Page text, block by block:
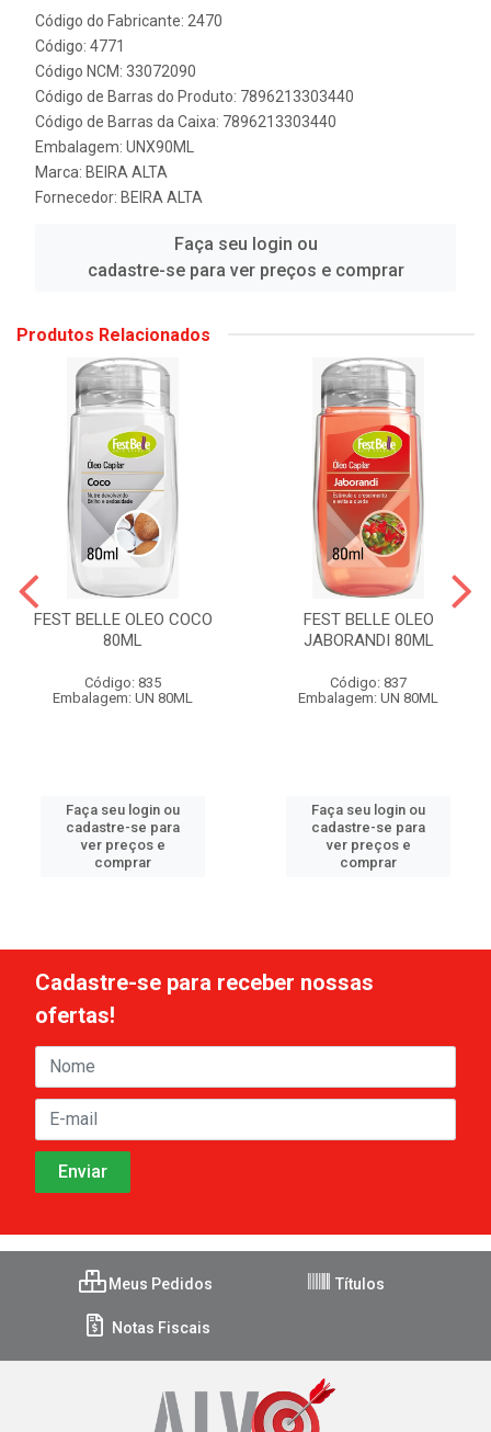
Código do Fabricante: 2470
Código: 4771
Código NCM: 33072090
Código de Barras do Produto: 7896213303440
Código de Barras da Caixa: 7896213303440
Embalagem: UNX90ML
Marca: BEIRA ALTA
Fornecedor: BEIRA ALTA
Faça seu login ou
cadastre-se para ver preços e comprar
Produtos Relacionados
FEST BELLE OLEO COCO
80ML
Código: 835
Embalagem: UN 80ML
Faça seu login ou
cadastre-se para
ver preços e
comprar
FEST BELLE OLEO
JABORANDI 80ML
Código: 837
Embalagem: UN 80ML
Faça seu login ou
cadastre-se para
ver preços e
comprar
Cadastre-se para receber nossas
ofertas!
Meus Pedidos Títulos
Notas Fiscais